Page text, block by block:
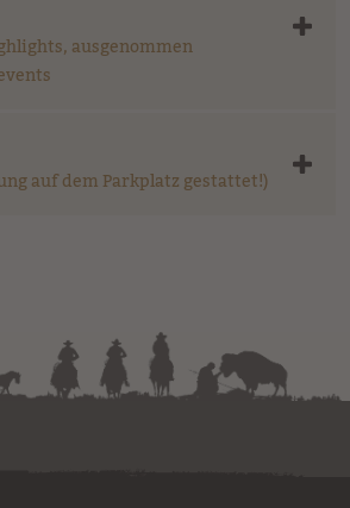
ausgenommen
auf dem Parkplatz gestattet!)